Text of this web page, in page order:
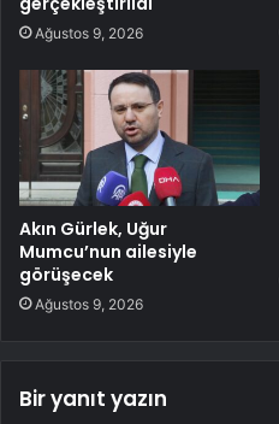
Ağustos 9, 2026
Akın Gürlek, Uğur
Mumcu’nun ailesiyle
görüşecek
Ağustos 9, 2026
Bir yanıt yazın